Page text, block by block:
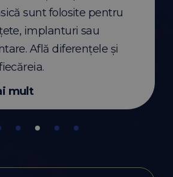
sunt folosite pentru
implanturi sau
Află diferențele și
mult
Citește mai mult